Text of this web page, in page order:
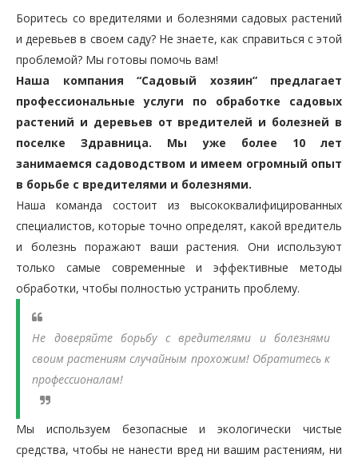
Боритесь со вредителями и болезнями садовых растений
и деревьев в своем саду? Не знаете, как справиться с этой
проблемой? Мы готовы помочь вам!
Наша компания “Садовый хозяин” предлагает
профессиональные услуги по обработке садовых
растений и деревьев от вредителей и болезней в
поселке Здравница. Мы уже более 10 лет
занимаемся садоводством и имеем огромный опыт
в борьбе с вредителями и болезнями.
Наша команда состоит из высококвалифицированных
специалистов, которые точно определят, какой вредитель
и болезнь поражают ваши растения. Они используют
только самые современные и эффективные методы
обработки, чтобы полностью устранить проблему.
Не доверяйте борьбу с вредителями и болезнями
своим растениям случайным прохожим! Обратитесь к
профессионалам!
Мы используем безопасные и экологически чистые
средства, чтобы не нанести вред ни вашим растениям, ни